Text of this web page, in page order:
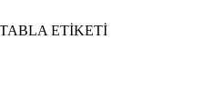
ETİKETİ